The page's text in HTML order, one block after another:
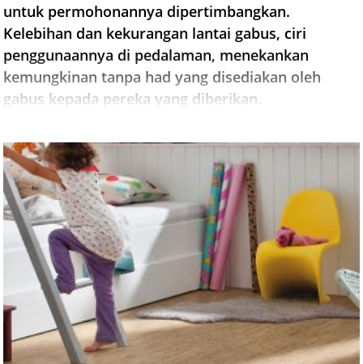
untuk permohonannya dipertimbangkan.
Kelebihan dan kekurangan lantai gabus, ciri
penggunaannya di pedalaman, menekankan
kemungkinan tanpa had yang disediakan oleh
gabus kepada pereka yang diberikan.